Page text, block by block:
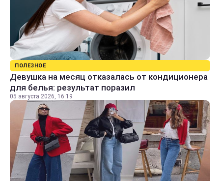
ПОЛЕЗНОЕ
Девушка на месяц отказалась от кондиционера
для белья: результат поразил
05 августа 2026, 16:19